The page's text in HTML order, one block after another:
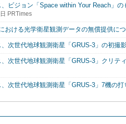
ビジョン「Space within Your Reach」
PRTimes
おける光学衛星観測データの無償提供に
次世代地球観測衛星「GRUS-3」の初撮
次世代地球観測衛星「GRUS-3」クリテ
次世代地球観測衛星「GRUS-3」7機の